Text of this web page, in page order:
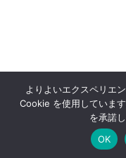
よりよいエクスペリエ
Cookie を使用していま
を承諾
OK